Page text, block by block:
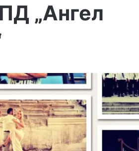
„Ангел